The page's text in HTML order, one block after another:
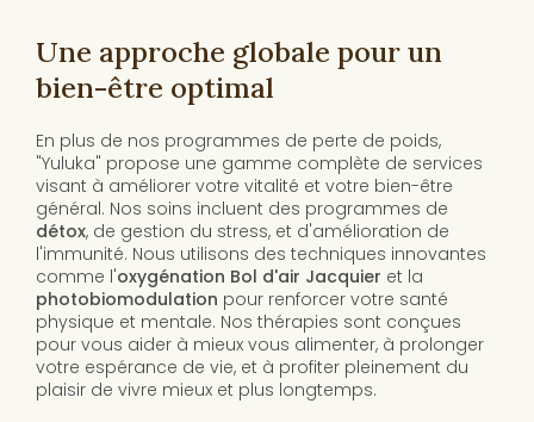
Une approche globale pour un
bien-être optimal
En plus de nos programmes de perte de poids,
"Yuluka" propose une gamme complète de services
visant à améliorer votre vitalité et votre bien-être
général. Nos soins incluent des programmes de
détox, de gestion du stress, et d'amélioration de
l'immunité. Nous utilisons des techniques innovantes
comme l'oxygénation Bol d'air Jacquier et la
photobiomodulation pour renforcer votre santé
physique et mentale. Nos thérapies sont conçues
pour vous aider à mieux vous alimenter, à prolonger
votre espérance de vie, et à profiter pleinement du
plaisir de vivre mieux et plus longtemps.